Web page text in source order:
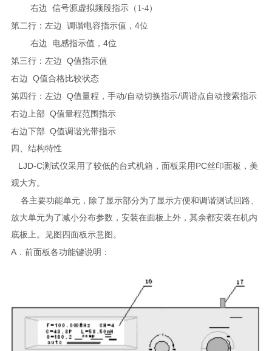
右边
信号源虚拟频段指示（1-4）
第二行：左边
调谐电容指示值， 4位
右边
电感指示值， 4位
第三行：左边
Q值指示值
右边
Q值合格比较状态
第四行：左边
Q值量程，手动/自动切换指示/调谐点自动搜索指示
右边上部 Q值量程范围指示
右边下部 Q值调谐光带指示
四、结构特性
LJD-C测试仪采用了较低的台式机箱 ， 面板采用 PC丝印面板 ， 美
观大方。
各主要功能单元，除了显示部分为了显示方便和调谐测试回路、
放大单元为了减小分布参数，安装在面板上外，其余都安装在机内
底板上。见图四面板示意图。
A．前面板各功能键说明：